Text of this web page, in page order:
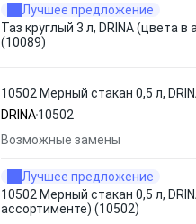
Лучшее предложение
Таз круглый 3 л, DRINA (цвета в
(10089)
10502 Мерный стакан 0,5 л,
DRINA10502
Возможные замены
Лучшее предложение
10502 Мерный стакан 0,5 л,
ассортименте) (10502)